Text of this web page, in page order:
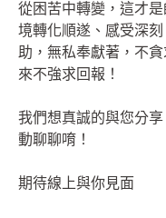
從困苦中轉變，這才
境轉化順遂、感受深
助，無私奉獻著，不
來不強求回報！
我們想真誠的與您分
動聊聊唷！
期待線上與你見面